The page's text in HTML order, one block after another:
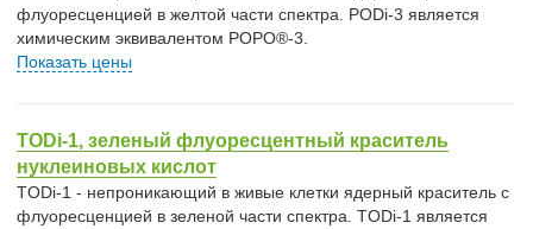
флуоресценцией в желтой части спектра. PODi-3 является
химическим эквивалентом POPO®-3.
Показать цены
TODi-1, зеленый флуоресцентный краситель
нуклеиновых кислот
TODi-1 - непроникающий в живые клетки ядерный краситель с
флуоресценцией в зеленой части спектра. TODi-1 является